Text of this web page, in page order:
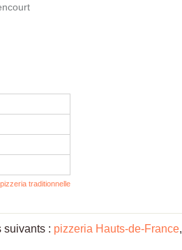
traditionnelle
suivants : pizzeria Hauts-de-France,